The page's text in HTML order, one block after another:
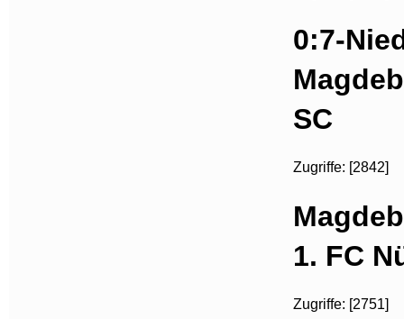
0:7-
SC
Zugriffe: [2842]
1. FC
Zugriffe: [2751]